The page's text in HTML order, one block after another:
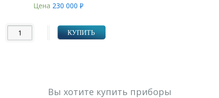
Цена 230 000 Р
КУПИТЬ
Вы хотите купить приборы